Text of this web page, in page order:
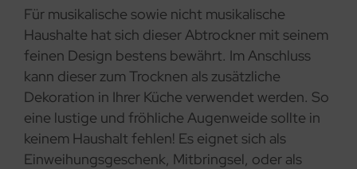
Für musikalische sowie nicht musikalische
Haushalte hat sich dieser Abtrockner mit seinem
feinen Design bestens bewährt. Im Anschluss
kann dieser zum Trocknen als zusätzliche
Dekoration in Ihrer Küche verwendet werden. So
eine lustige und fröhliche Augenweide sollte in
keinem Haushalt fehlen! Es eignet sich als
Einweihungsgeschenk, Mitbringsel, oder als